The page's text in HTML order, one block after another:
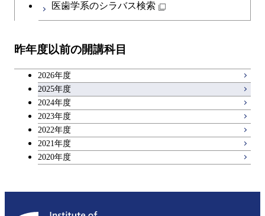
アントレプレナーシップ科目
医歯学系のシラバス検索
昨年度以前の開講科目
2026年度
2025年度
2024年度
2023年度
2022年度
2021年度
2020年度